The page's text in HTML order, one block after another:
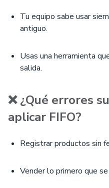
Tu equipo sabe usar
antiguo.
Usas una herramienta
salida.
❌ ¿Qué errores
aplicar FIFO?
Registrar productos sin
Vender lo primero que